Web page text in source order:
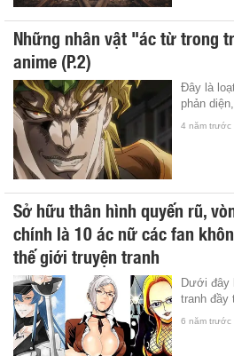
Những nhân vật "ác từ trong
anime (P.2)
Đây là
phản
4 năm trước
Sở hữu thân hình quyến rũ,
chính là 10 ác nữ các fan
thế giới truyện tranh
Dưới đây
tranh đầy
6 năm trước